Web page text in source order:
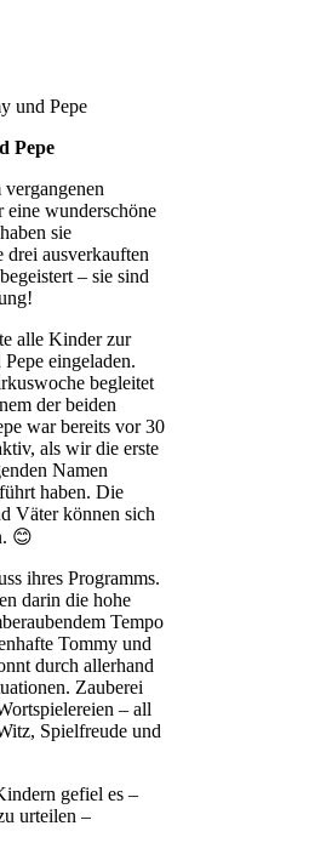
und Pepe
Pepe
wunderschöne
sie
drei ausverkauften
– sie sind
alle Kinder zur
eingeladen.
begleitet
der beiden
war bereits vor 30
als wir die erste
Namen
haben. Die
Väter können sich
😊
ihres Programms.
darin die hohe
Tempo
Tommy und
durch allerhand
Zauberei
– all
Spielfreude und
gefiel es –
urteilen –